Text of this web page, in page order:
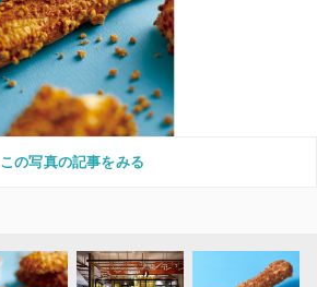
この写真の記事をみる